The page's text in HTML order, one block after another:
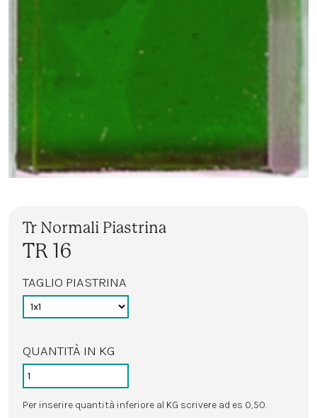
Tr Normali Piastrina
TR 16
TAGLIO PIASTRINA
QUANTITÀ IN KG
Per inserire quantità inferiore al KG scrivere ad es 0,50.